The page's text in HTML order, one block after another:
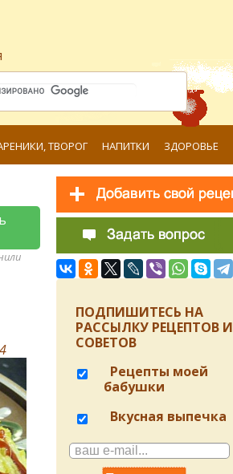
ТВОРОГ НАПИТКИ ЗДОРОВЬЕ
4
ПОДПИШИТЕСЬ НА
РАССЫЛКУ РЕЦЕПТОВ И
СОВЕТОВ
Рецепты моей
бабушки
Вкусная выпечка